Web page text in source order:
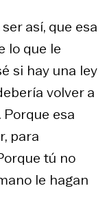
así, que esa
lo que le
si hay una ley
volver a
esa
para
tú no
le hagan